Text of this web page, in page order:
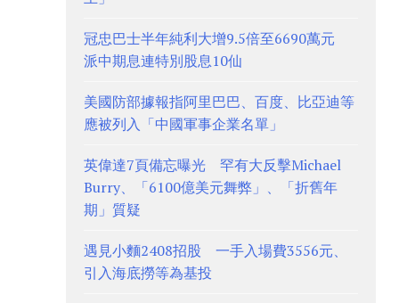
冠忠巴士半年純利大增9.5倍至6690萬元
派中期息連特別股息10仙
美國防部據報指阿里巴巴、百度、比亞迪等
應被列入「中國軍事企業名單」
英偉達7頁備忘曝光 罕有大反擊Michael
Burry、「6100億美元舞弊」、「折舊年
期」質疑
遇見小麵2408招股 一手入場費3556元、
引入海底撈等為基投